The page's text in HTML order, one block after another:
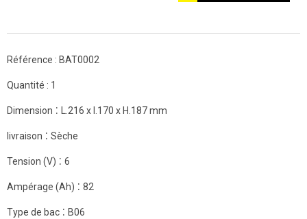
Référence : BAT0002
Quantité : 1
Dimension : L.216 x l.170 x H.187 mm
livraison : Sèche
Tension (V) : 6
Ampérage (Ah) : 82
Type de bac : B06